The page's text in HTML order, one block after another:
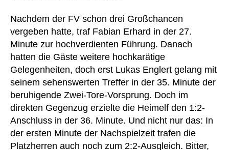
Nachdem der FV schon drei Großchancen
vergeben hatte, traf Fabian Erhard in der 27.
Minute zur hochverdienten Führung. Danach
hatten die Gäste weitere hochkarätige
Gelegenheiten, doch erst Lukas Englert gelang mit
seinem sehenswerten Treffer in der 35. Minute der
beruhigende Zwei-Tore-Vorsprung. Doch im
direkten Gegenzug erzielte die Heimelf den 1:2-
Anschluss in der 36. Minute. Und nicht nur das: In
der ersten Minute der Nachspielzeit trafen die
Platzherren auch noch zum 2:2-Ausgleich. Bitter,